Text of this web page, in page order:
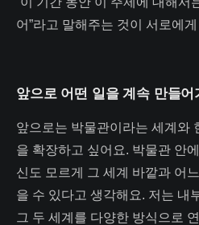
어”라고 말해주는 것이 서로에
앞으로 어떤 일을 계속 만들
앞으로는 박물관이라는 세계와
을 확장하고 싶어요. 박물관 안
신도 모르게 그 세계 바깥과 어
을 수 있다고 생각해요. 저는 내
그 두 세계를 다양한 방식으로